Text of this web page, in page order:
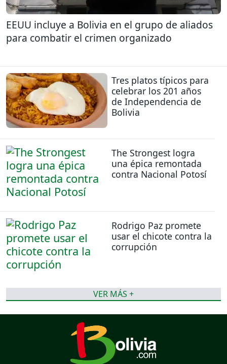
EEUU incluye a Bolivia en el grupo de aliados
para combatir el crimen organizado
Tres platos típicos para
celebrar los 201 años
de Independencia de
Bolivia
The Strongest logra
una épica remontada
contra Nacional Potosí
Rodrigo Paz promete
usar el chicote contra la
corrupción
VER MÁS +